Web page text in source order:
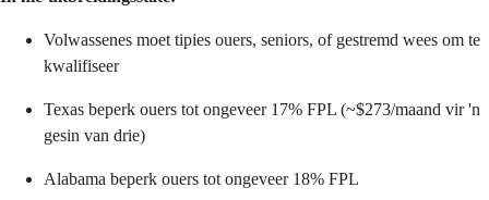
Volwassenes moet tipies ouers, seniors, of gestremd wees om te
kwalifiseer
Texas beperk ouers tot ongeveer 17% FPL (~$273/maand vir 'n
gesin van drie)
Alabama beperk ouers tot ongeveer 18% FPL